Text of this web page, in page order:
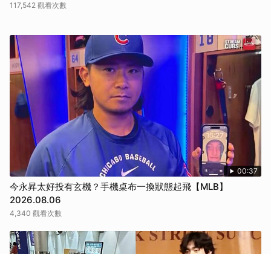
117,542 觀看次數
00:37
今永昇太好投有玄機？手機桌布一換狀態起飛【MLB】
2026.08.06
4,340 觀看次數